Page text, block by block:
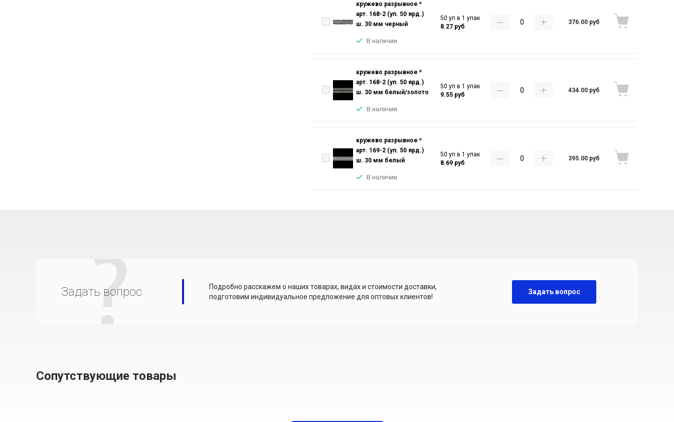
кружево разрывное *
арт. 168-2 (уп. 50 ярд.)
ш. 30 мм черный
В наличии
50 уп в 1 упак
8.27 руб
376.00 руб
кружево разрывное *
арт. 168-2 (уп. 50 ярд.)
ш. 30 мм белый/золото
В наличии
50 уп в 1 упак
9.55 руб
434.00 руб
кружево разрывное *
арт. 169-2 (уп. 50 ярд.)
ш. 30 мм белый
В наличии
50 уп в 1 упак
8.69 руб
395.00 руб
Задать вопрос
Подробно расскажем о наших товарах, видах и стоимости доставки,
подготовим индивидуальное предложение для оптовых клиентов!
Задать вопрос
Сопутствующие товары